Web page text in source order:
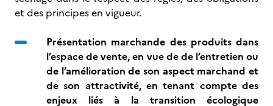
et des principes en vigueur.
Présentation marchande des produits dans
l’espace de vente, en vue de de l’entretien ou
de l’amélioration de son aspect marchand et
de son attractivité, en tenant compte des
enjeux liés à la transition écologique